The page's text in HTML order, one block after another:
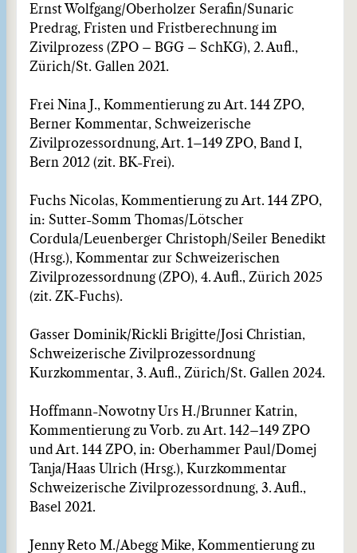
Ernst Wolfgang/Oberholzer Serafin/Sunaric
Predrag, Fristen und Fristberechnung im
Zivilprozess (ZPO – BGG – SchKG), 2. Aufl.,
Zürich/St. Gallen 2021.
Frei Nina J., Kommentierung zu Art. 144 ZPO,
Berner Kommentar, Schweizerische
Zivilprozessordnung, Art. 1–149 ZPO, Band I,
Bern 2012 (zit. BK-Frei).
Fuchs Nicolas, Kommentierung zu Art. 144 ZPO,
in: Sutter-Somm Thomas/Lötscher
Cordula/Leuenberger Christoph/Seiler Benedikt
(Hrsg.), Kommentar zur Schweizerischen
Zivilprozessordnung (ZPO), 4. Aufl., Zürich 2025
(zit. ZK-Fuchs).
Gasser Dominik/Rickli Brigitte/Josi Christian,
Schweizerische Zivilprozessordnung
Kurzkommentar, 3. Aufl., Zürich/St. Gallen 2024.
Hoffmann-Nowotny Urs H./Brunner Katrin,
Kommentierung zu Vorb. zu Art. 142–149 ZPO
und Art. 144 ZPO, in: Oberhammer Paul/Domej
Tanja/Haas Ulrich (Hrsg.), Kurzkommentar
Schweizerische Zivilprozessordnung, 3. Aufl.,
Basel 2021.
Jenny Reto M./Abegg Mike, Kommentierung zu